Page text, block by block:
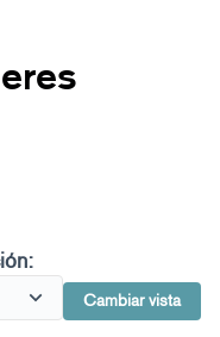
Cambiar vista